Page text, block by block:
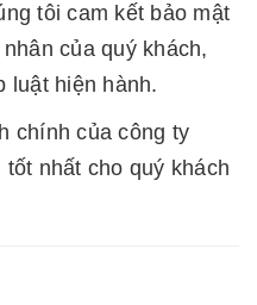
tôi cam kết bảo mật
của quý khách,
luật hiện hành.
chính của công ty
nhất cho quý khách